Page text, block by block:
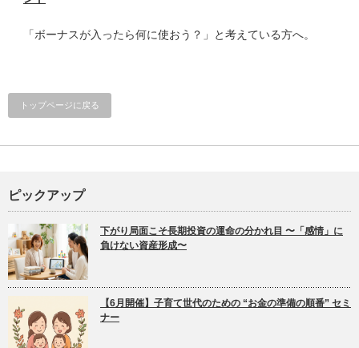
「ボーナスが入ったら何に使おう？」と考えている方へ。
トップページに戻る
ピックアップ
下がり局面こそ長期投資の運命の分かれ目 〜「感情」に
負けない資産形成〜
【6月開催】子育て世代のための “お金の準備の順番” セミ
ナー